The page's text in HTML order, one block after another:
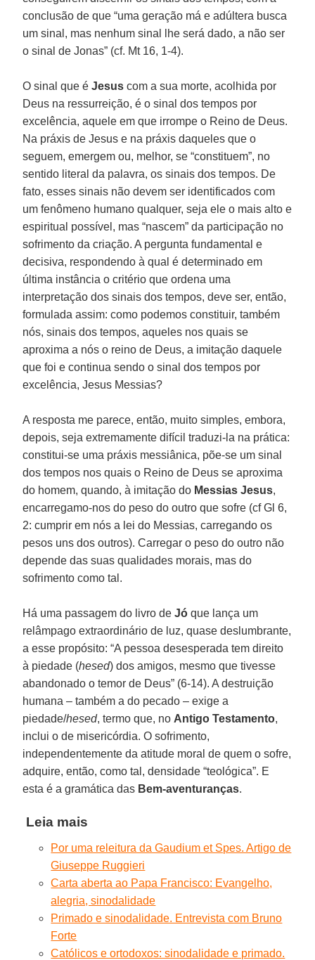
conclusão de que “uma geração má e adúltera busca
um sinal, mas nenhum sinal lhe será dado, a não ser
o sinal de Jonas” (cf. Mt 16, 1-4).
O sinal que éJesus com a sua morte, acolhida por
Deus na ressurreição, é o sinal dos tempos por
excelência, aquele em que irrompe o Reino de Deus.
Na práxis de Jesus e na práxis daqueles que o
seguem, emergem ou, melhor, se “constituem”, no
sentido literal da palavra, os sinais dos tempos. De
fato, esses sinais não devem ser identificados com
um fenômeno humano qualquer, seja ele o mais alto e
espiritual possível, mas “nascem” da participação no
sofrimento da criação. A pergunta fundamental e
decisiva, respondendo à qual é determinado em
última instância o critério que ordena uma
interpretação dos sinais dos tempos, deve ser, então,
formulada assim: como podemos constituir, também
nós, sinais dos tempos, aqueles nos quais se
aproxima a nós o reino de Deus, a imitação daquele
que foi e continua sendo o sinal dos tempos por
excelência, Jesus Messias?
A resposta me parece, então, muito simples, embora,
depois, seja extremamente difícil traduzi-la na prática:
constitui-se uma práxis messiânica, põe-se um sinal
dos tempos nos quais o Reino de Deus se aproxima
do homem, quando, à imitação do Messias Jesus,
encarregamo-nos do peso do outro que sofre (cf Gl 6,
2: cumprir em nós a lei do Messias, carregando os
pesos uns dos outros). Carregar o peso do outro não
depende das suas qualidades morais, mas do
sofrimento como tal.
Há uma passagem do livro deJó que lança um
relâmpago extraordinário de luz, quase deslumbrante,
a esse propósito: “A pessoa desesperada tem direito
à piedade (hesed) dos amigos, mesmo que tivesse
abandonado o temor de Deus” (6-14). A destruição
humana – também a do pecado – exige a
piedade/hesed, termo que, no Antigo Testamento,
inclui o de misericórdia. O sofrimento,
independentemente da atitude moral de quem o sofre,
adquire, então, como tal, densidade “teológica”. E
esta é a gramática das Bem-aventuranças.
Leia mais
Por uma releitura da Gaudium et Spes. Artigo de
Giuseppe Ruggieri
Carta aberta ao Papa Francisco: Evangelho,
alegria, sinodalidade
Primado e sinodalidade. Entrevista com Bruno
Forte
Católicos e ortodoxos: sinodalidade e primado.